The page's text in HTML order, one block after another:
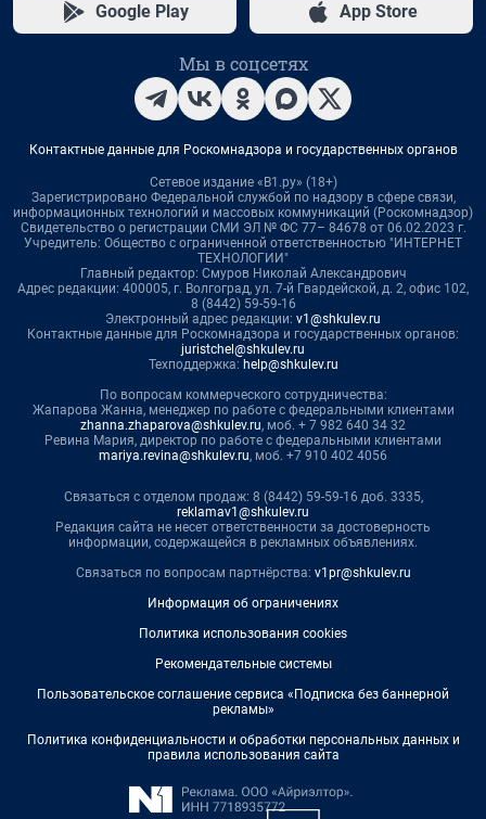
Google Play App Store
Мы в соцсетях
Контактные данные для Роскомнадзора и государственных органов
Сетевое издание «В1.ру» (18+)
Зарегистрировано Федеральной службой по надзору в сфере связи,
информационных технологий и массовых коммуникаций (Роскомнадзор)
Свидетельство о регистрации СМИ ЭЛ № ФС 77– 84678 от 06.02.2023 г.
Учредитель: Общество с ограниченной ответственностью "ИНТЕРНЕТ
ТЕХНОЛОГИИ"
Главный редактор: Смуров Николай Александрович
Адрес редакции: 400005, г. Волгоград, ул. 7-й Гвардейской, д. 2, офис 102,
8 (8442) 59-59-16
Электронный адрес редакции: v1@shkulev.ru
Контактные данные для Роскомнадзора и государственных органов:
juristchel@shkulev.ru
Техподдержка: help@shkulev.ru
По вопросам коммерческого сотрудничества:
Жапарова Жанна, менеджер по работе с федеральными клиентами
zhanna.zhaparova@shkulev.ru, моб. + 7 982 640 34 32
Ревина Мария, директор по работе с федеральными клиентами
mariya.revina@shkulev.ru, моб. +7 910 402 4056
Связаться с отделом продаж: 8 (8442) 59-59-16 доб. 3335,
reklamav1@shkulev.ru
Редакция сайта не несет ответственности за достоверность
информации, содержащейся в рекламных объявлениях.
Связаться по вопросам партнёрства: v1pr@shkulev.ru
Информация об ограничениях
Политика использования cookies
Рекомендательные системы
Пользовательское соглашение сервиса «Подписка без баннерной
рекламы»
Политика конфиденциальности и обработки персональных данных и
правила использования сайта